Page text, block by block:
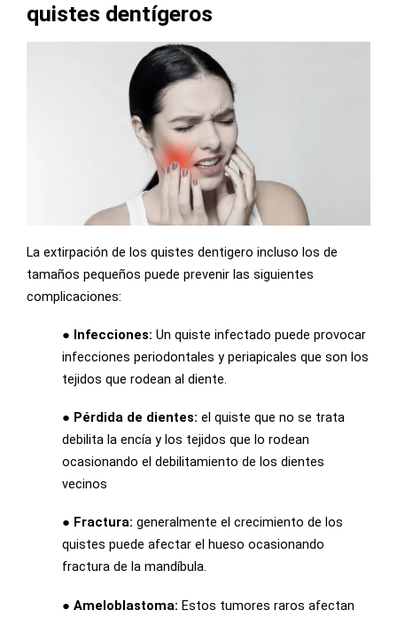
quistes dentígeros
La extirpación de los quistes dentigero incluso los de
tamaños pequeños puede prevenir las siguientes
complicaciones:
● Infecciones: Un quiste infectado puede provocar
infecciones periodontales y periapicales que son los
tejidos que rodean al diente.
● Pérdida de dientes: el quiste que no se trata
debilita la encía y los tejidos que lo rodean
ocasionando el debilitamiento de los dientes
vecinos
● Fractura: generalmente el crecimiento de los
quistes puede afectar el hueso ocasionando
fractura de la mandíbula.
● Ameloblastoma: Estos tumores raros afectan